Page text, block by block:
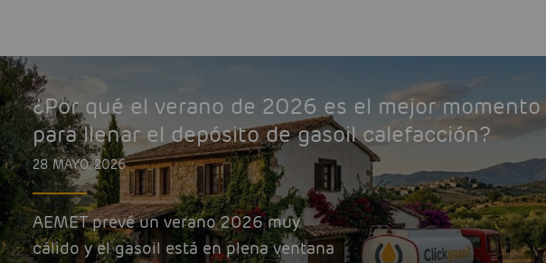
¿Por qué el verano de 2026 es el mejor momento
para llenar el depósito de gasoil calefacción?
28 MAYO, 2026
AEMET prevé un verano 2026 muy
cálido y el gasoil está en plena ventana